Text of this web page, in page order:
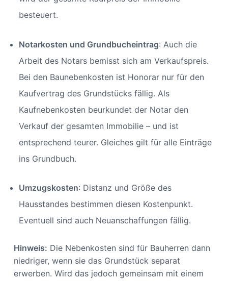
besteuert.
Notarkosten und Grundbucheintrag: Auch die
Arbeit des Notars bemisst sich am Verkaufspreis.
Bei den Baunebenkosten ist Honorar nur für den
Kaufvertrag des Grundstücks fällig. Als
Kaufnebenkosten beurkundet der Notar den
Verkauf der gesamten Immobilie – und ist
entsprechend teurer. Gleiches gilt für alle Einträge
ins Grundbuch.
Umzugskosten: Distanz und Größe des
Hausstandes bestimmen diesen Kostenpunkt.
Eventuell sind auch Neuanschaffungen fällig.
Hinweis: Die Nebenkosten sind für Bauherren dann
niedriger, wenn sie das Grundstück separat
erwerben. Wird das jedoch gemeinsam mit einem